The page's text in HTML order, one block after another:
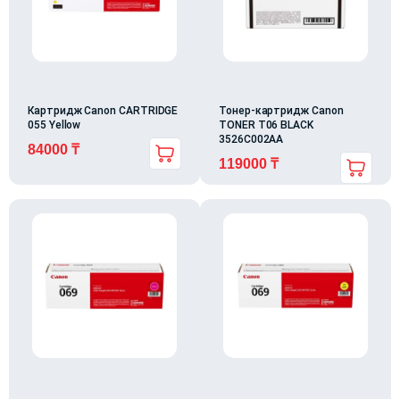
Картридж Canon CARTRIDGE
055 Yellow
84000 ₸
Тонер-картридж Canon
TONER T06 BLACK
3526C002AA
119000 ₸